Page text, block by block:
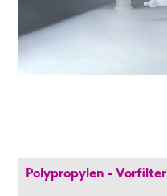
Polypropylen - Vorfilter